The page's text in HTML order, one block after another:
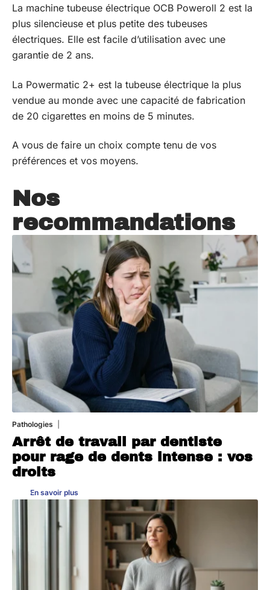
La machine tubeuse électrique OCB Poweroll 2 est la
plus silencieuse et plus petite des tubeuses
électriques. Elle est facile d’utilisation avec une
garantie de 2 ans.
La Powermatic 2+ est la tubeuse électrique la plus
vendue au monde avec une capacité de fabrication
de 20 cigarettes en moins de 5 minutes.
A vous de faire un choix compte tenu de vos
préférences et vos moyens.
Nos
recommandations
Pathologies
Arrêt de travail par dentiste
pour rage de dents intense : vos
droits
En savoir plus